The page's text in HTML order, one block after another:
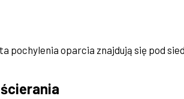
pochylenia oparcia znajdują się pod